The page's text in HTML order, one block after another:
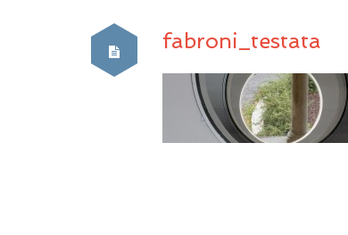
fabroni_testata